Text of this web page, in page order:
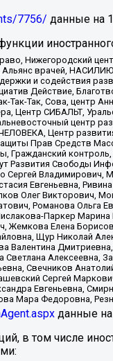
7756/ данные на
Нижегородский
Альянс врачей,
и содействия
Действие,
Так-Так, Сова, центр
Центр СИБАЛЬТ,
центр
Центр
Прав Средств
Развития Свободы
Сергей
Евгеньевна,
Олег Викторович,
Романова Ольга
Паркер
Жемкова Елена
Щур Николай
Валентина
Светлана Алексеевна,
Свечников
Сергей
Евгеньевна,
Мара Федоровна,
данные на
в том числе